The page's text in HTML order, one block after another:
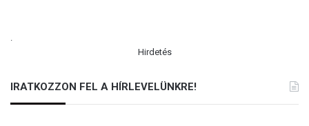
.
Hirdetés
IRATKOZZON FEL A HÍRLEVELÜNKRE!